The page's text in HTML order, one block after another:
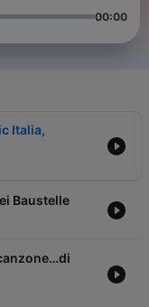
00:00
Italia,
Baustelle